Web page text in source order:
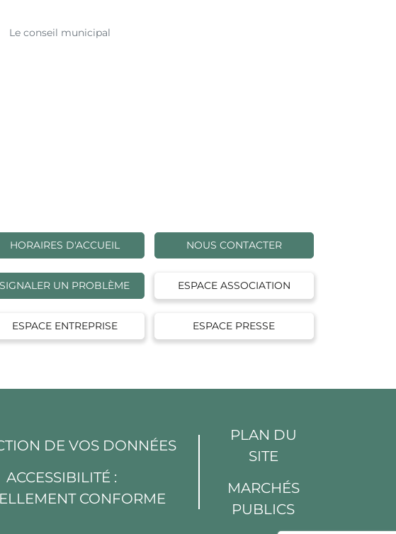
Le conseil municipal
HORAIRES D'ACCUEIL NOUS CONTACTER
SIGNALER UN PROBLÈME ESPACE ASSOCIATION
ESPACE ENTREPRISE ESPACE PRESSE
DE VOS DONNÉES
ACCESSIBILITÉ :
CONFORME
PLAN DU
SITE
MARCHÉS
PUBLICS